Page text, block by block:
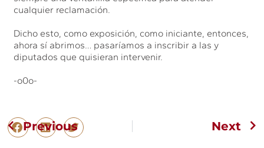
cualquier reclamación.
Dicho esto, como exposición, como iniciante, entonces,
ahora sí abrimos… pasaríamos a inscribir a las y
diputados que quisieran intervenir.
-o0o-
Previous Next